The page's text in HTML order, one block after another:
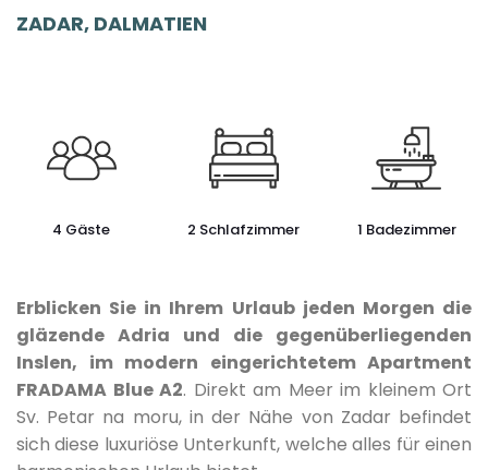
ZADAR, DALMATIEN
4 Gäste 2 Schlafzimmer 1 Badezimmer
Erblicken Sie in Ihrem Urlaub jeden Morgen die
gläzende Adria und die gegenüberliegenden
Inslen, im modern eingerichtetem Apartment
FRADAMA Blue A2. Direkt am Meer im kleinem Ort
Sv. Petar na moru, in der Nähe von Zadar befindet
sich diese luxuriöse Unterkunft, welche alles für einen